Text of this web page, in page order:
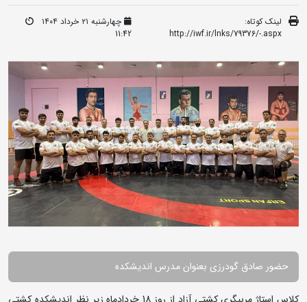
لینک کوتاه:
http://iwf.ir/lnks/79376/-.aspx
چهارشنبه ۲۱ خرداد ۱۴۰۴
11:42
حضور صادق گودرزی بعنوان مدرس اندیشکده